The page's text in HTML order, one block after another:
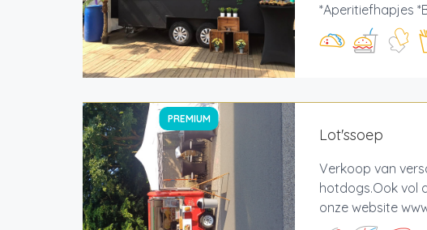
*Aperitiefhapjes
PREMIUM
Lot'ssoep
Verkoop van
hotdogs.Ook vol
onze website